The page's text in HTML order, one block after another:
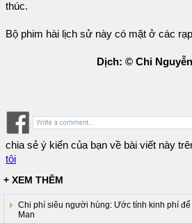
thúc.
Bộ phim hài lịch sử này có mặt ở các
Dịch: © Chi
chia sẻ ý kiến của bạn về bài viết này
tôi
+ XEM THÊM
Chi phí siêu người hùng: Ước tính kinh phí để
Man